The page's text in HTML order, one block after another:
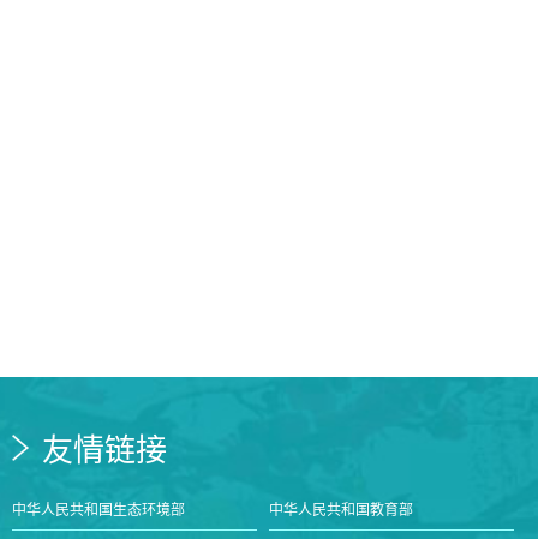
友情链接
中华人民共和国生态环境部 中华人民共和国教育部